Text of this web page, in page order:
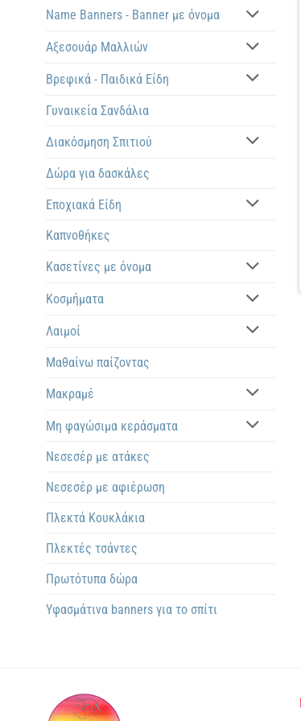
Name Banners - Banner με όνομα
Αξεσουάρ Μαλλιών
Βρεφικά - Παιδικά Είδη
Γυναικεία Σανδάλια
Διακόσμηση Σπιτιού
Δώρα για δασκάλες
Εποχιακά Είδη
Καπνοθήκες
Κασετίνες με όνομα
Κοσμήματα
Λαιμοί
Μαθαίνω παίζοντας
Μακραμέ
Μη φαγώσιμα κεράσματα
Νεσεσέρ με ατάκες
Νεσεσέρ με αφιέρωση
Πλεκτά Kουκλάκια
Πλεκτές τσάντες
Πρωτότυπα δώρα
Υφασμάτινα banners για το σπίτι